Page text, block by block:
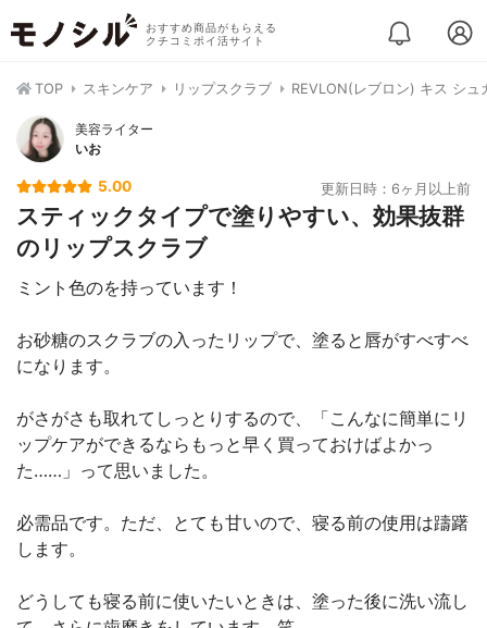
おすすめ商品がもらえる
クチコミポイ活サイト
TOP スキンケア リップスクラブ REVLON(レブロン) キス シュ
美容ライター
いお
5.00 更新日時：6ヶ月以上前
スティックタイプで塗りやすい、効果抜群
のリップスクラブ
ミント色のを持っています！
お砂糖のスクラブの入ったリップで、塗ると唇がすべすべ
になります。
がさがさも取れてしっとりするので、「こんなに簡単にリ
ップケアができるならもっと早く買っておけばよかっ
た……」って思いました。
必需品です。ただ、とても甘いので、寝る前の使用は躊躇
します。
どうしても寝る前に使いたいときは、塗った後に洗い流し